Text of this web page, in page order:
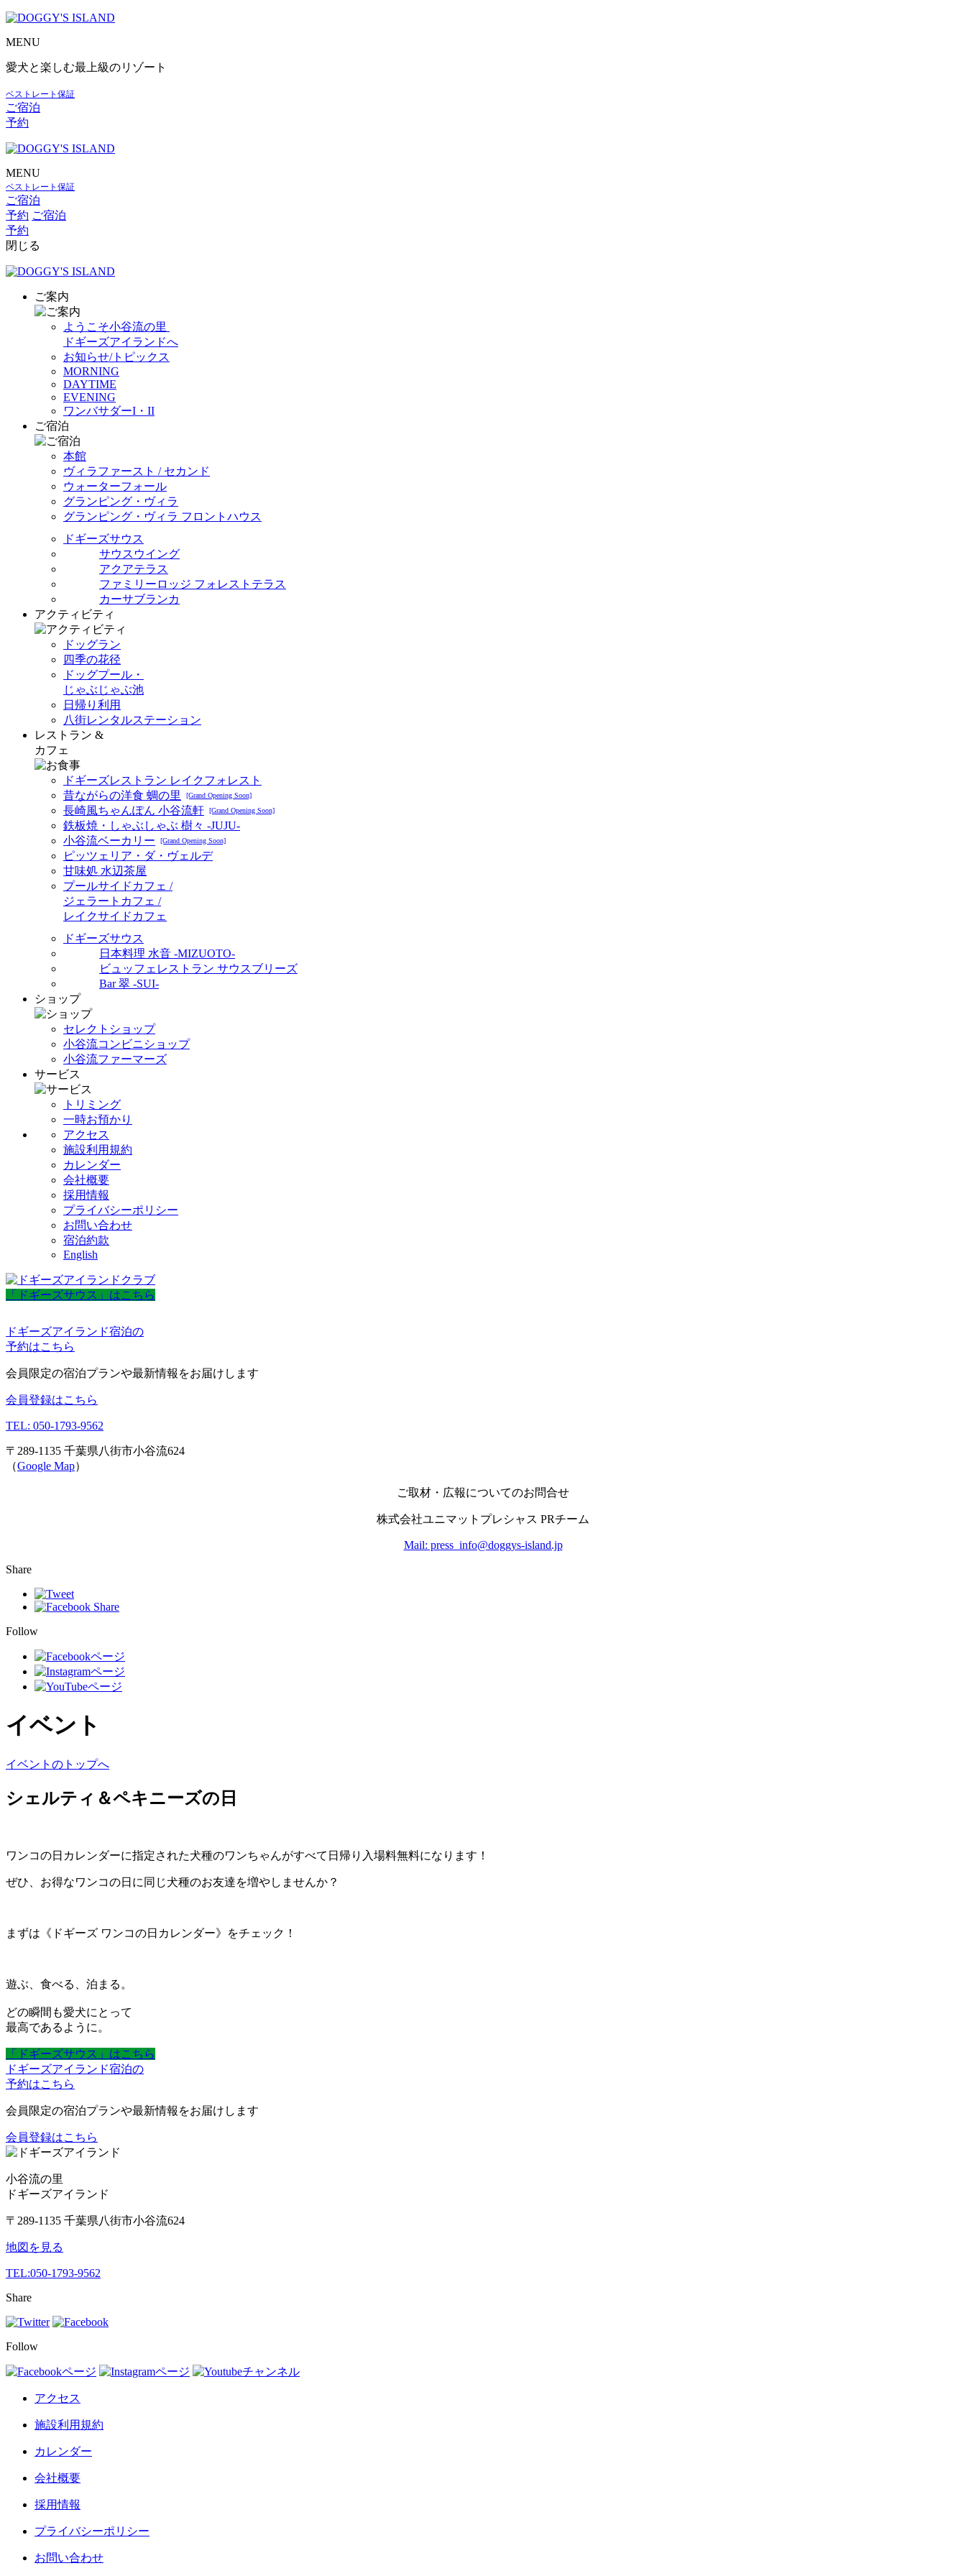
MENU
愛犬と楽しむ最上級のリゾート
ベストレート保証
ご宿泊
予約
MENU
ベストレート保証
ご宿泊
予約 ご宿泊
予約
閉じる
ご案内
ようこそ小谷流の里
ドギーズアイランドへ
お知らせ/トピックス
MORNING
DAYTIME
EVENING
ワンバサダーI・II
ご宿泊
本館
ヴィラファースト / セカンド
ウォーターフォール
グランピング・ヴィラ
グランピング・ヴィラ フロントハウス
ドギーズサウス
サウスウイング
アクアテラス
ファミリーロッジ フォレストテラス
カーサブランカ
アクティビティ
ドッグラン
四季の花径
ドッグプール・
じゃぶじゃぶ池
日帰り利用
八街レンタルステーション
レストラン &
カフェ
ドギーズレストラン レイクフォレスト
昔ながらの洋食 蜩の里
[Grand Opening Soon]
長崎風ちゃんぽん 小谷流軒 [Grand Opening Soon]
鉄板焼・しゃぶしゃぶ 樹々 -JUJU-
小谷流ベーカリー
[Grand Opening Soon]
ピッツェリア・ダ・ヴェルデ
甘味処 水辺茶屋
プールサイドカフェ /
ジェラートカフェ /
レイクサイドカフェ
ドギーズサウス
日本料理 水音 -MIZUOTO-
ビュッフェレストラン サウスブリーズ
Bar 翠 -SUI-
ショップ
セレクトショップ
小谷流コンビニショップ
小谷流ファーマーズ
サービス
トリミング
一時お預かり
アクセス
施設利用規約
カレンダー
会社概要
採用情報
プライバシーポリシー
お問い合わせ
宿泊約款
English
「ドギーズサウス」はこちら
ドギーズアイランド宿泊の
予約はこちら
会員限定の宿泊プランや最新情報をお届けします
会員登録はこちら
TEL: 050-1793-9562
〒289-1135 千葉県八街市小谷流624
（Google Map）
ご取材・広報についてのお問合せ
株式会社ユニマットプレシャス PRチーム
Mail: press_info@doggys-island.jp
Share
Follow
イベント
イベントのトップへ
シェルティ＆ペキニーズの日
ワンコの日カレンダーに指定された犬種のワンちゃんがすべて日帰り入場料無料になります！
ぜひ、お得なワンコの日に同じ犬種のお友達を増やしませんか？
まずは《ドギーズ ワンコの日カレンダー》をチェック！
遊ぶ、食べる、泊まる。
どの瞬間も愛犬にとって
最高であるように。
「ドギーズサウス」はこちら
ドギーズアイランド宿泊の
予約はこちら
会員限定の宿泊プランや最新情報をお届けします
会員登録はこちら
小谷流の里
ドギーズアイランド
〒289-1135 千葉県八街市小谷流624
地図を見る
TEL:050-1793-9562
Share
Follow
アクセス
施設利用規約
カレンダー
会社概要
採用情報
プライバシーポリシー
お問い合わせ